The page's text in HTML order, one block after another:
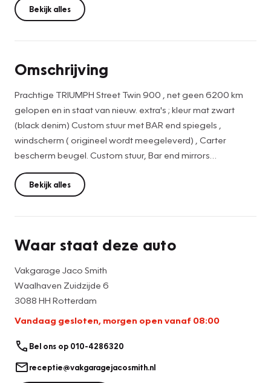
Bekijk alles
Omschrijving
Prachtige TRIUMPH Street Twin 900 , net geen 6200 km
gelopen en in staat van nieuw. extra's ; kleur mat zwart
(black denim) Custom stuur met BAR end spiegels ,
windscherm ( origineel wordt meegeleverd) , Carter
bescherm beugel. Custom stuur, Bar end mirrors
Windscherm helder . Origineel wordt meegeleverd
Triumph koffers Vinyl
in stuurgedrag.
Voor €7990,- staat de motor rijklaar
Bekijk alles
Waar staat deze auto
Vakgarage Jaco Smith
Waalhaven Zuidzijde 6
3088 HH Rotterdam
Vandaag gesloten, morgen open vanaf 08:00
Bel ons op 010-4286320
receptie@vakgaragejacosmith.nl